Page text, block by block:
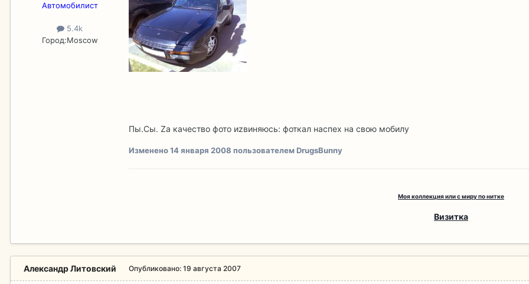
Aвтомобилист
5.4k
Город:Moscow
Пы.Сы. Zа качество фото иzвиняюсь: фоткал наспех на свою мобилу
Изменено14 января 2008 пользователем DrugsBunny
Моя коллекция или с миру по нитке
Визитка
Александр Литовский Опубликовано: 19 августа 2007